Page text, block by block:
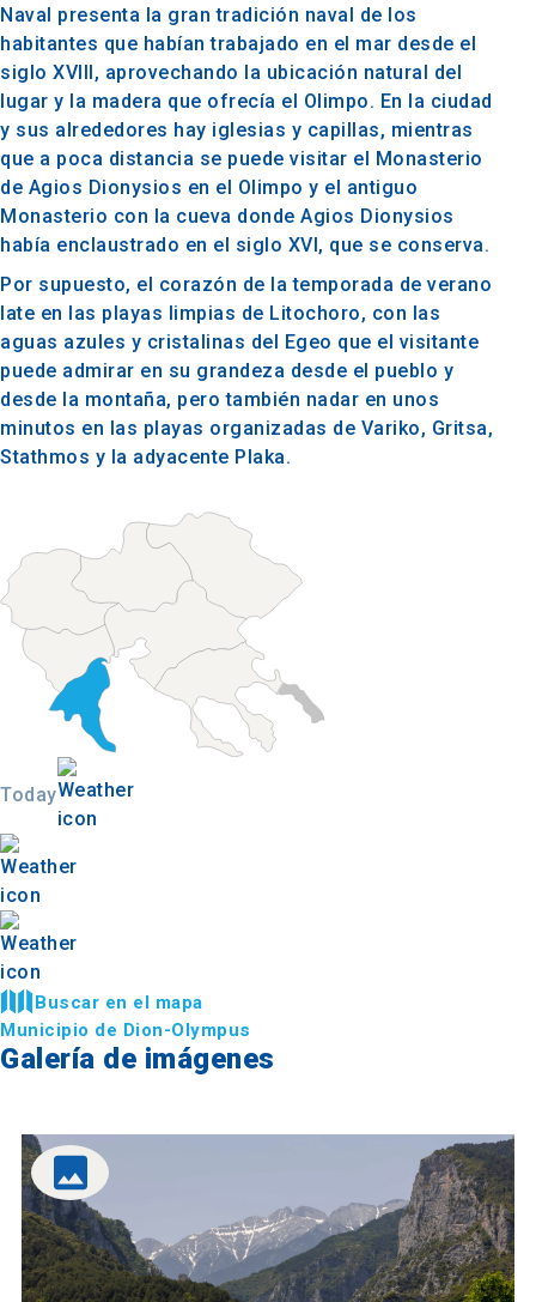
Naval presenta la gran tradición naval de los
habitantes que habían trabajado en el mar desde el
siglo XVIII, aprovechando la ubicación natural del
lugar y la madera que ofrecía el Olimpo. En la ciudad
y sus alrededores hay iglesias y capillas, mientras
que a poca distancia se puede visitar el Monasterio
de Agios Dionysios en el Olimpo y el antiguo
Monasterio con la cueva donde Agios Dionysios
había enclaustrado en el siglo XVI, que se conserva.
Por supuesto, el corazón de la temporada de verano
late en las playas limpias de Litochoro, con las
aguas azules y cristalinas del Egeo que el visitante
puede admirar en su grandeza desde el pueblo y
desde la montaña, pero también nadar en unos
minutos en las playas organizadas de Variko, Gritsa,
Stathmos y la adyacente Plaka.
Today
Buscar en el mapa
Municipio de Dion-Olympus
Galería de imágenes